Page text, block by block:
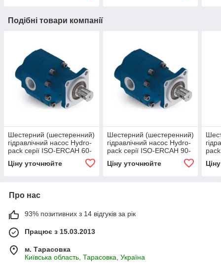
Подібні товари компанії
Шестерний (шестеренний)
гідравлічний насос Hydro-
pack серії ISO-ERCAH 60-
Ціну уточнюйте
Шестерний (шестеренний)
гідравлічний насос Hydro-
pack серії ISO-ERCAH 90-
Ціну уточнюйте
Про нас
93% позитивних з 14 відгуків за рік
Працює з 15.03.2013
м. Тарасовка
Київська область, Тарасовка, Україна